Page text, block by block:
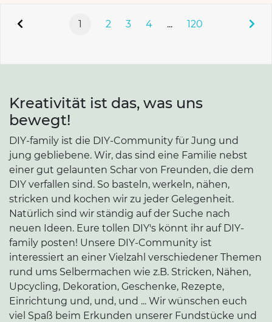
1 2 3 4 ... 120
Kreativität ist das, was uns
bewegt!
DIY-family ist die DIY-Community für Jung und
jung gebliebene. Wir, das sind eine Familie nebst
einer gut gelaunten Schar von Freunden, die dem
DIY verfallen sind. So basteln, werkeln, nähen,
stricken und kochen wir zu jeder Gelegenheit.
Natürlich sind wir ständig auf der Suche nach
neuen Ideen. Eure tollen DIY's könnt ihr auf DIY-
family posten! Unsere DIY-Community ist
interessiert an einer Vielzahl verschiedener Themen
rund ums Selbermachen wie z.B. Stricken, Nähen,
Upcycling, Dekoration, Geschenke, Rezepte,
Einrichtung und, und, und ... Wir wünschen euch
viel Spaß beim Erkunden unserer Fundstücke und